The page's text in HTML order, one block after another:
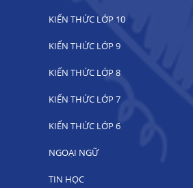
KIẾN THỨC LỚP 10
KIẾN THỨC LỚP 9
KIẾN THỨC LỚP 8
KIẾN THỨC LỚP 7
KIẾN THỨC LỚP 6
NGOẠI NGỮ
TIN HỌC